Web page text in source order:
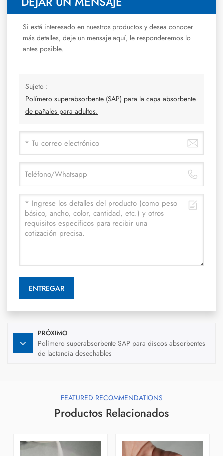
Si está interesado en nuestros productos y desea conocer
más detalles, deje un mensaje aquí, le responderemos lo
antes posible.
Sujeto :
Polímero superabsorbente (SAP) para la capa absorbente
de pañales para adultos.
ENTREGAR
PRÓXIMO
Polímero superabsorbente SAP para discos absorbentes
de lactancia desechables
FEATURED RECOMMENDATIONS
Productos Relacionados